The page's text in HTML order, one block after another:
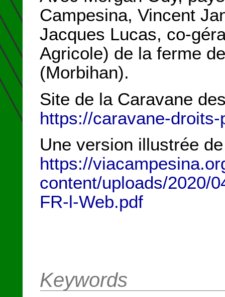
Campesina, Vincent
Jacques Lucas, co-
Agricole) de la ferme
(Morbihan).
Site de la Caravane
https://caravane-
Une version illustrée de
https://
content/uploads/2020/
FR-l-Web.pdf
Keywords